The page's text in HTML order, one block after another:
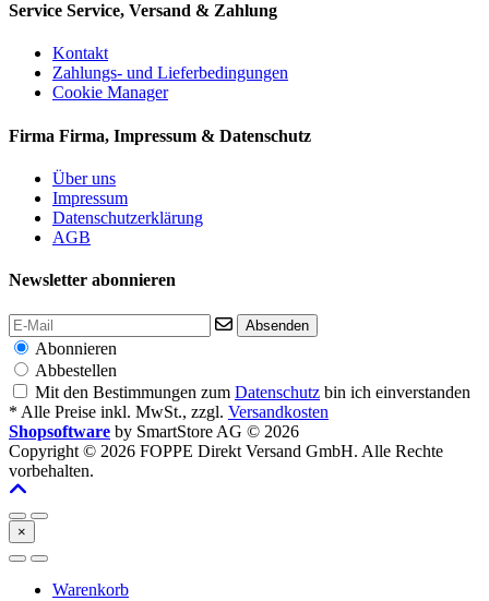
Service Service, Versand & Zahlung
Kontakt
Zahlungs- und Lieferbedingungen
Cookie Manager
Firma Firma, Impressum & Datenschutz
Über uns
Impressum
Datenschutzerklärung
AGB
Newsletter abonnieren
Absenden
Abonnieren
Abbestellen
Mit den Bestimmungen zum Datenschutz bin ich einverstanden
* Alle Preise inkl. MwSt., zzgl. Versandkosten
Shopsoftware by SmartStore AG © 2026
Copyright © 2026 FOPPE Direkt Versand GmbH. Alle Rechte
vorbehalten.
×
Warenkorb